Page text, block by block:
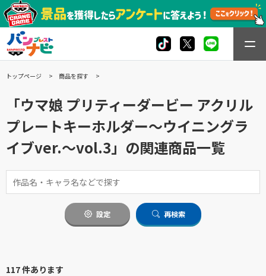
トップページ 商品を探す
「ウマ娘 プリティーダービー アクリル
プレートキーホルダー〜ウイニングラ
イブver.〜vol.3」の関連商品一覧
設定 再検索
117 件あります